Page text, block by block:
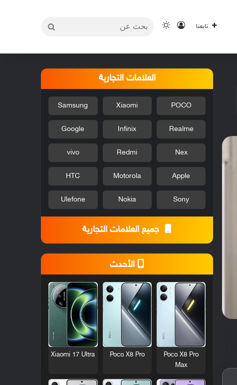
تابعنا تسجيل الدخول
الوضع المظلم
العلامات التجارية
POCO
Xiaomi
Samsung
Realme
Infinix
Google
Nex
Redmi
vivo
Apple
Motorola
HTC
Sony
Nokia
Ulefone
جميع العلامات التجارية
الأحدث
Poco X8 Pro
Max
Poco X8 Pro
Xiaomi 17 Ultra